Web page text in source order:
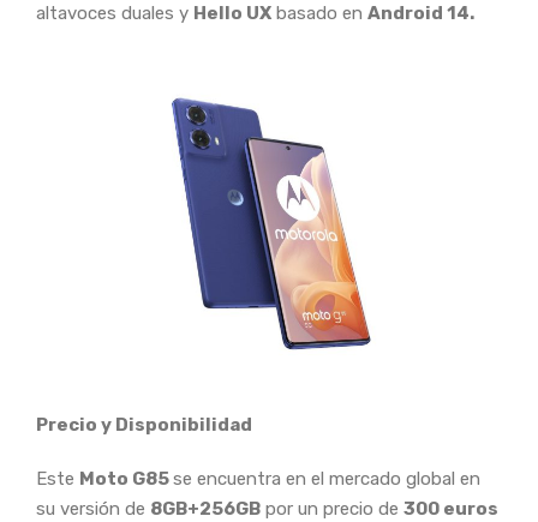
altavoces duales y Hello UX basado en Android 14.
Precio y Disponibilidad
Este Moto G85se encuentra en el mercado global en
su versión de 8GB+256GB por un precio de 300 euros